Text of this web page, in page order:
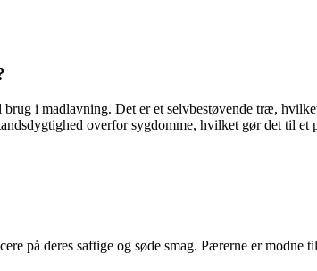
i madlavning. Det er et selvbestøvende træ,
overfor sygdomme, hvilket gør det til
på deres saftige og søde smag. Pærerne er modne